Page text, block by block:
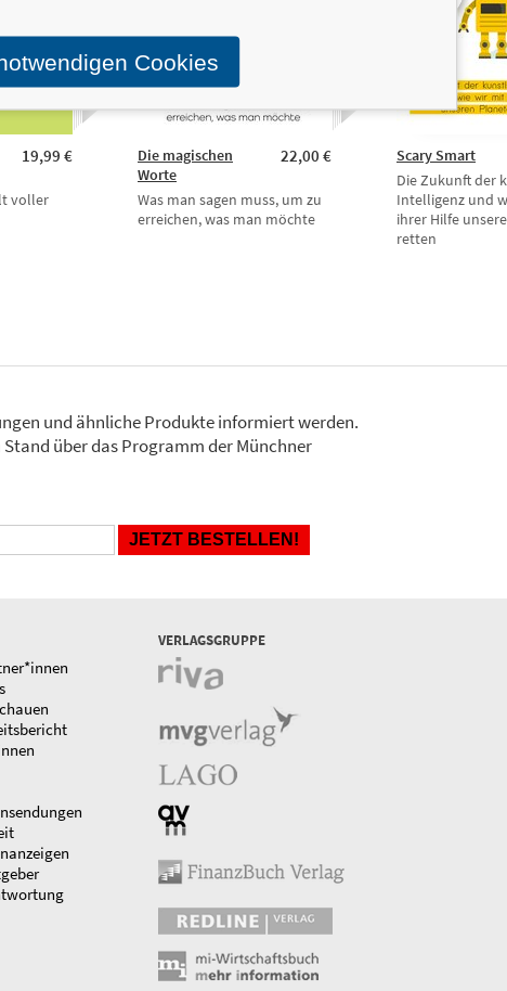
19,99 €
voller
22,00 €
Die magischen
Worte
Was man sagen muss, um zu
erreichen, was man möchte
Scary Smart
Die Zukunft der
Intelligenz und
ihrer Hilfe
retten
und ähnliche Produkte informiert werden.
über das Programm der Münchner
VERLAGSGRUPPE
Cookies